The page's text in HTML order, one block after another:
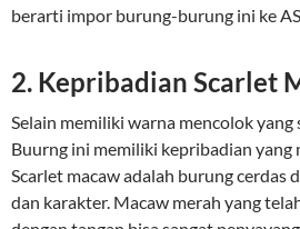
berarti impor burung-burung ini ke
2. Kepribadian Scarlet
Selain memiliki warna mencolok yang
Buurng ini memiliki kepribadian yang
Scarlet macaw adalah burung cerdas
dan karakter. Macaw merah yang